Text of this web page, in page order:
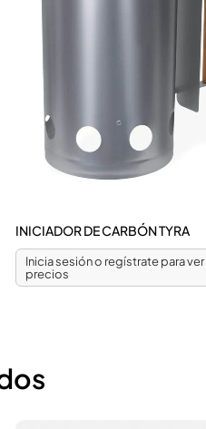
INICIADOR DE CARBÓN TYRA
Inicia sesión o regístrate para ver
precios